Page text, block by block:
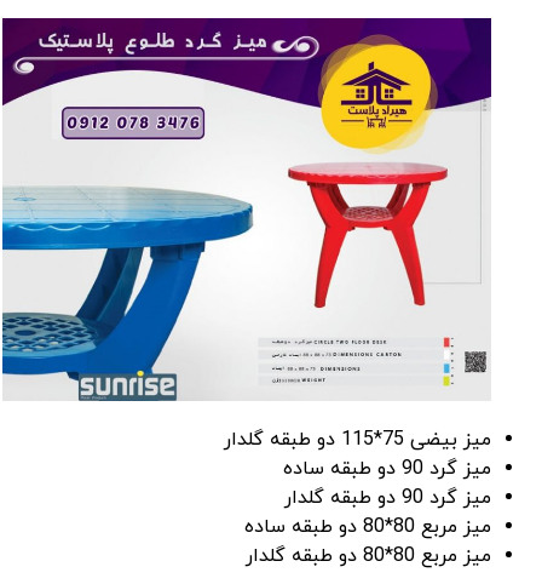
میز بیضی 75*115 دو طبقه گلدار
میز گرد 90 دو طبقه ساده
میز گرد 90 دو طبقه گلدار
میز مربع 80*80 دو طبقه ساده
میز مربع 80*80 دو طبقه گلدار